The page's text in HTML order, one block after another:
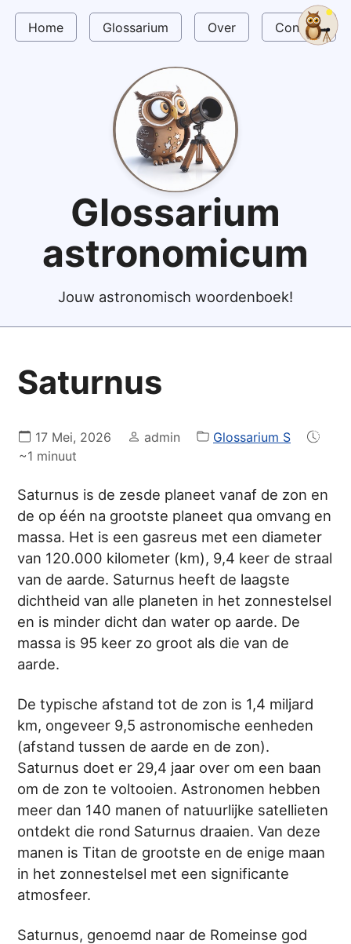
Home Glossarium Over Contact
Glossarium
astronomicum
Jouw astronomisch woordenboek!
Saturnus
17 Mei, 2026 admin
Glossarium S
~1 minuut
Saturnus is de zesde planeet vanaf de zon en
de op één na grootste planeet qua omvang en
massa. Het is een gasreus met een diameter
van 120.000 kilometer (km), 9,4 keer de straal
van de aarde. Saturnus heeft de laagste
dichtheid van alle planeten in het zonnestelsel
en is minder dicht dan water op aarde. De
massa is 95 keer zo groot als die van de
aarde.
De typische afstand tot de zon is 1,4 miljard
km, ongeveer 9,5 astronomische eenheden
(afstand tussen de aarde en de zon).
Saturnus doet er 29,4 jaar over om een baan
om de zon te voltooien. Astronomen hebben
meer dan 140 manen of natuurlijke satellieten
ontdekt die rond Saturnus draaien. Van deze
manen is Titan de grootste en de enige maan
in het zonnestelsel met een significante
atmosfeer.
Saturnus, genoemd naar de Romeinse god